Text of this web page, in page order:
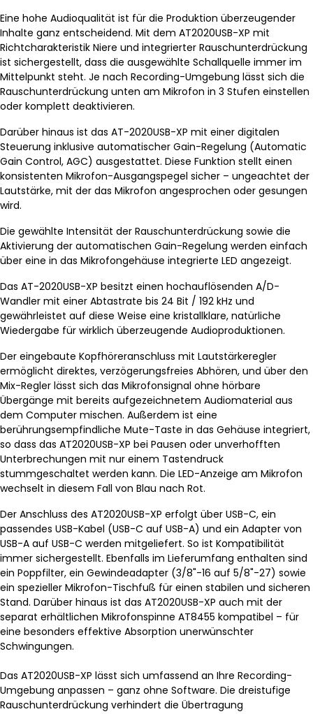
Eine hohe Audioqualität ist für die Produktion überzeugender
Inhalte ganz entscheidend. Mit dem AT2020USB-XP mit
Richtcharakteristik Niere und integrierter Rauschunterdrückung
ist sichergestellt, dass die ausgewählte Schallquelle immer im
Mittelpunkt steht. Je nach Recording-Umgebung lässt sich die
Rauschunterdrückung unten am Mikrofon in 3 Stufen einstellen
oder komplett deaktivieren.
Darüber hinaus ist das AT-2020USB-XP mit einer digitalen
Steuerung inklusive automatischer Gain-Regelung (Automatic
Gain Control, AGC) ausgestattet. Diese Funktion stellt einen
konsistenten Mikrofon-Ausgangspegel sicher – ungeachtet der
Lautstärke, mit der das Mikrofon angesprochen oder gesungen
wird.
Die gewählte Intensität der Rauschunterdrückung sowie die
Aktivierung der automatischen Gain-Regelung werden einfach
über eine in das Mikrofongehäuse integrierte LED angezeigt.
Das AT-2020USB-XP besitzt einen hochauflösenden A/D-
Wandler mit einer Abtastrate bis 24 Bit / 192 kHz und
gewährleistet auf diese Weise eine kristallklare, natürliche
Wiedergabe für wirklich überzeugende Audioproduktionen.
Der eingebaute Kopfhöreranschluss mit Lautstärkeregler
ermöglicht direktes, verzögerungsfreies Abhören, und über den
Mix-Regler lässt sich das Mikrofonsignal ohne hörbare
Übergänge mit bereits aufgezeichnetem Audiomaterial aus
dem Computer mischen. Außerdem ist eine
berührungsempfindliche Mute-Taste in das Gehäuse integriert,
so dass das AT2020USB-XP bei Pausen oder unverhofften
Unterbrechungen mit nur einem Tastendruck
stummgeschaltet werden kann. Die LED-Anzeige am Mikrofon
wechselt in diesem Fall von Blau nach Rot.
Der Anschluss des AT2020USB-XP erfolgt über USB-C, ein
passendes USB-Kabel (USB-C auf USB-A) und ein Adapter von
USB-A auf USB-C werden mitgeliefert. So ist Kompatibilität
immer sichergestellt. Ebenfalls im Lieferumfang enthalten sind
ein Poppfilter, ein Gewindeadapter (3/8"-16 auf 5/8"-27) sowie
ein spezieller Mikrofon-Tischfuß für einen stabilen und sicheren
Stand. Darüber hinaus ist das AT2020USB-XP auch mit der
separat erhältlichen Mikrofonspinne AT8455 kompatibel – für
eine besonders effektive Absorption unerwünschter
Schwingungen.
Das AT2020USB-XP lässt sich umfassend an Ihre Recording-
Umgebung anpassen – ganz ohne Software. Die dreistufige
Rauschunterdrückung verhindert die Übertragung